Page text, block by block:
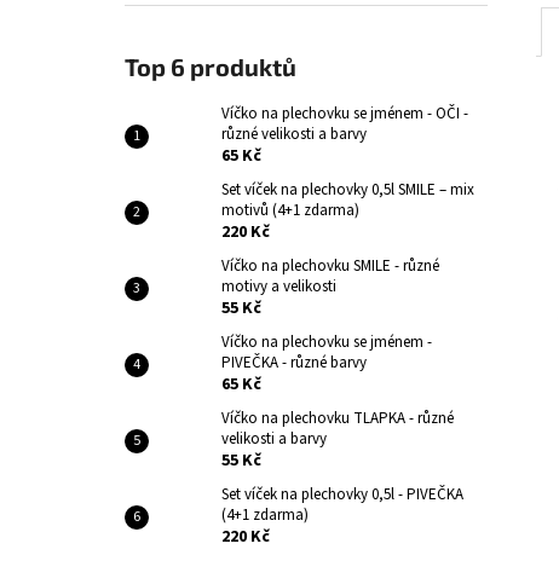
Top 6 produktů
Víčko na plechovku se jménem - OČI -
různé velikosti a barvy
65 Kč
Set víček na plechovky 0,5l SMILE – mix
motivů (4+1 zdarma)
220 Kč
Víčko na plechovku SMILE - různé
motivy a velikosti
55 Kč
Víčko na plechovku se jménem -
PIVEČKA - různé barvy
65 Kč
Víčko na plechovku TLAPKA - různé
velikosti a barvy
55 Kč
Set víček na plechovky 0,5l - PIVEČKA
(4+1 zdarma)
220 Kč